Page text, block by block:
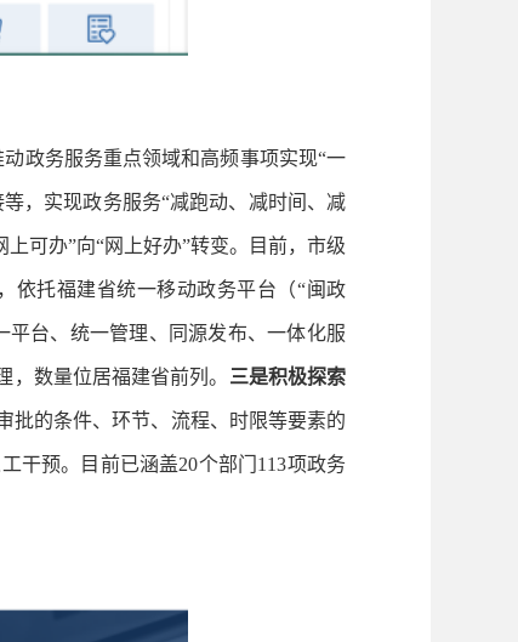
政务服务重点领域和高频事项实现“一
，实现政务服务“减跑动、减时间、减
可办”向“网上好办”转变。目前，市级
依托福建省统一移动政务平台（“闽政
平台、统一管理、同源发布、一体化服
数量位居福建省前列。 三是积极探索
批的条件、环节、流程、时限等要素的
干预。目前已涵盖20个部门113项政务